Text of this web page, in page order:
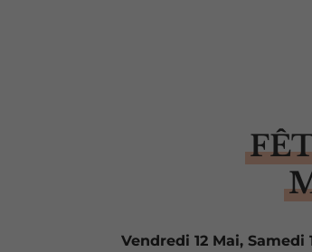
Vendredi 12 Mai, Samedi